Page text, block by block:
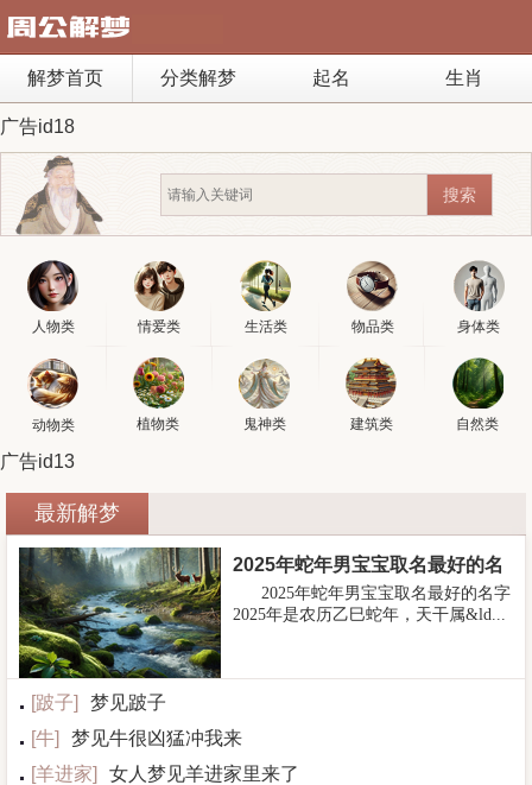
解梦首页 分类解梦 起名 生肖
广告id18
人物类 情爱类 生活类 物品类 身体类
动物类 植物类 鬼神类 建筑类 自然类
广告id13
最新解梦
2025年蛇年男宝宝取名最好的名
2025年蛇年男宝宝取名最好的名字
2025年是农历乙巳蛇年，天干属&ld...
[跛子]
梦见跛子
[牛]
梦见牛很凶猛冲我来
[羊进家]
女人梦见羊进家里来了